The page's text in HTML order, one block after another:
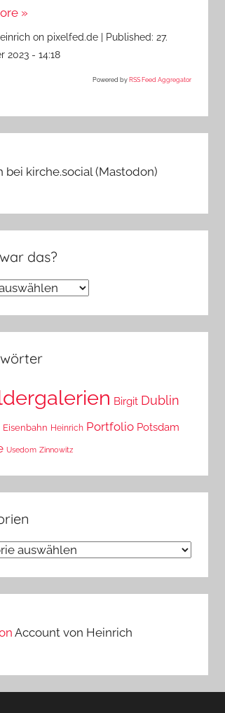
»
on pixelfed.de | Published:27.
2023 - 14:18
Powered by RSS Feed Aggregator
bei kirche.social (Mastodon)
das?
Birgit Dublin
Eisenbahn Heinrich Portfolio Potsdam
Usedom Zinnowitz
Account von Heinrich